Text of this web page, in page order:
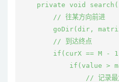
private void
        // 往某方向前进
goDir(dir,
        // 到达终点
if(curX == M -
if(value >
// 记录最